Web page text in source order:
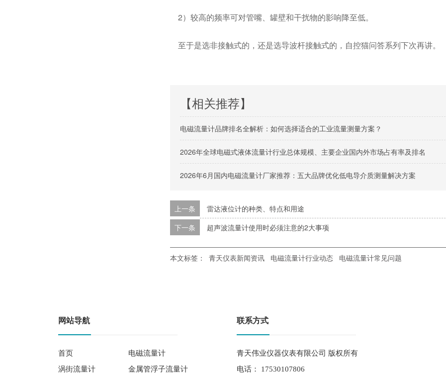
2）较高的频率可对管嘴、罐壁和干扰物的影响降至低。
至于是选非接触式的，还是选导波杆接触式的，自控猫问答系列下次再讲。
【相关推荐】
电磁流量计品牌排名全解析：如何选择适合的工业流量测量方案？
2026年全球电磁式液体流量计行业总体规模、主要企业国内外市场占有率及排名
2026年6月国内电磁流量计厂家推荐：五大品牌优化低电导介质测量解决方案
上一条
雷达液位计的种类、特点和用途
下一条 超声波流量计使用时必须注意的2大事项
本文标签： 青天仪表新闻资讯 电磁流量计行业动态 电磁流量计常见问题
网站导航
首页
电磁流量计
涡街流量计
金属管浮子流量计
联系方式
青天伟业仪器仪表有限公司 版权所有
电话： 17530107806